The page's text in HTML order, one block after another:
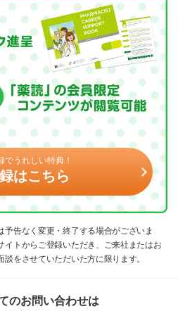
でうれしい特典！
はこちら
告なく変更・終了する場合がございま
トからご登録いただき、ご来社またはお
をさせていただいた方に限ります。
のお問い合わせは